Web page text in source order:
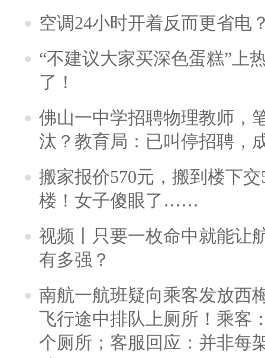
空调24小时开着反而更省电
“不建议大家买深色蛋糕”上
了！
佛山一中学招聘物理教师，
汰？教育局：已叫停招聘，
搬家报价570元，搬到楼下
楼！女子傻眼了……
视频丨只要一枚命中就能让
有多强？
南航一航班疑向乘客发放西
飞行途中排队上厕所！乘客
个厕所；客服回应：并非每